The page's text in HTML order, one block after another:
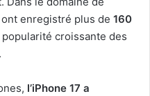
ont enregistré plus de 160
croissante des
l’iPhone 17 a